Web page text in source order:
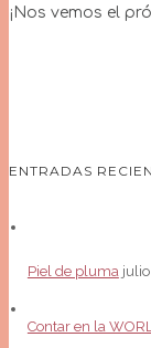
¡Nos vemos el
ENTRADAS
Piel de pluma
Contar en la